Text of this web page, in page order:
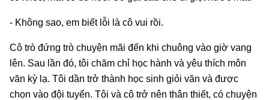
- Không sao, em biết lỗi là cô vui rồi.
Cô trò đứng trò chuyện mãi đến khi chuông vào giờ vang
lên. Sau lần đó, tôi chăm chỉ học hành và yêu thích môn
văn kỳ lạ. Tôi dần trở thành học sinh giỏi văn và được
chọn vào đội tuyển. Tôi và cô trở nên thân thiết, có chuyện